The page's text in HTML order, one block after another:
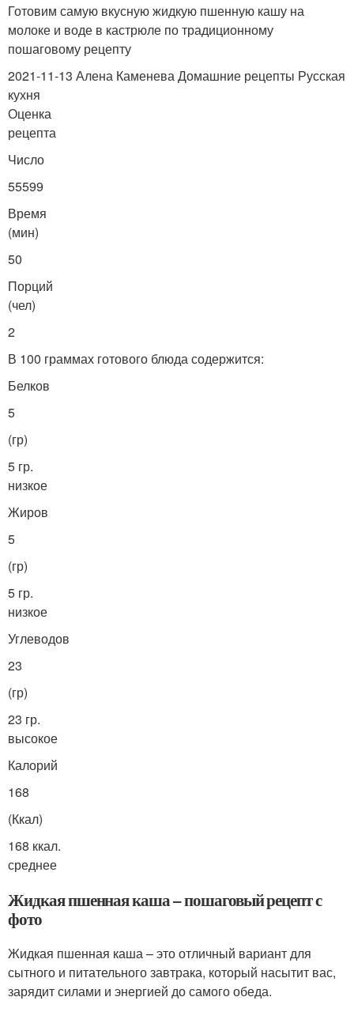
Готовим самую вкусную жидкую пшенную кашу на
молоке и воде в кастрюле по традиционному
пошаговому рецепту
2021-11-13 Алена Каменева Домашние рецепты Русская
кухня
Оценка
рецепта
Число
55599
Время
(мин)
50
Порций
(чел)
2
В 100 граммах готового блюда содержится:
Белков
5
(гр)
5 гр.
низкое
Жиров
5
(гр)
5 гр.
низкое
Углеводов
23
(гр)
23 гр.
высокое
Калорий
168
(Ккал)
168 ккал.
среднее
Жидкая пшенная каша – пошаговый рецепт с
фото
Жидкая пшенная каша – это отличный вариант для
сытного и питательного завтрака, который насытит вас,
зарядит силами и энергией до самого обеда.